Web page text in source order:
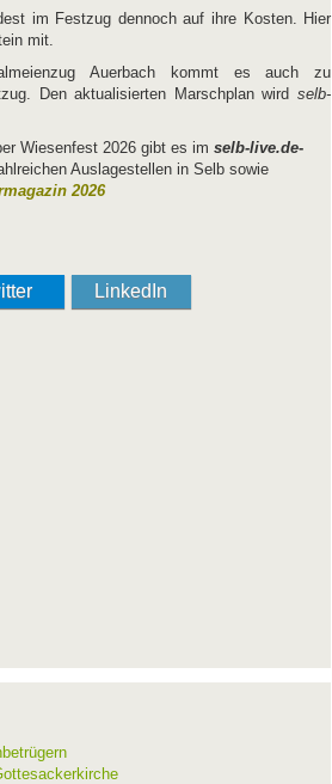
im Festzug dennoch auf ihre Kosten. Hier
mit.
Auerbach kommt es auch zu
Den aktualisierten Marschplan wirdselb-
Wiesenfest 2026 gibt es im selb-live.de-
Auslagestellen in Selb sowie
2026
LinkedIn